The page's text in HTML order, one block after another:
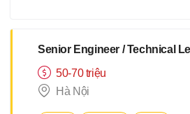
xây dựng thương hiệu tuyển
triển, quản lý đội ngũ Hr
Freelance của Devwork
50-70 triệu
Hà Nội